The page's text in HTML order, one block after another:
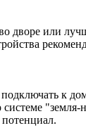
дворе или
к
системе